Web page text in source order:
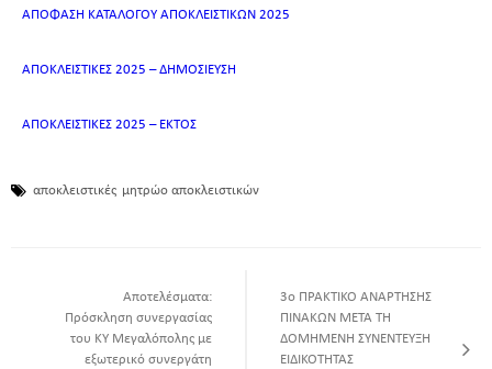
ΑΠΟΦΑΣΗ ΚΑΤΑΛΟΓΟΥ ΑΠΟΚΛΕΙΣΤΙΚΩΝ 2025
ΑΠΟΚΛΕΙΣΤΙΚΕΣ 2025 – ΔΗΜΟΣΙΕΥΣΗ
ΑΠΟΚΛΕΙΣΤΙΚΕΣ 2025 – ΕΚΤΟΣ
αποκλειστικές μητρώο αποκλειστικών
Αποτελέσματα:
Πρόσκληση συνεργασίας
του ΚΥ Μεγαλόπολης με
εξωτερικό συνεργάτη
3ο ΠΡΑΚΤΙΚΟ ΑΝΑΡΤΗΣΗΣ
ΠΙΝΑΚΩΝ ΜΕΤΑ ΤΗ
ΔΟΜΗΜΕΝΗ ΣΥΝΕΝΤΕΥΞΗ
ΕΙΔΙΚΟΤΗΤΑΣ